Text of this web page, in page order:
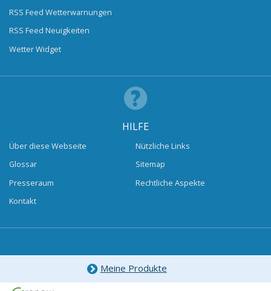
RSS Feed Wetterwarnungen
RSS Feed Neuigkeiten
Wetter Widget
HILFE
Über diese Webseite
Glossar
Presseraum
Kontakt
Nützliche Links
Sitemap
Rechtliche Aspekte
Meine Produkte